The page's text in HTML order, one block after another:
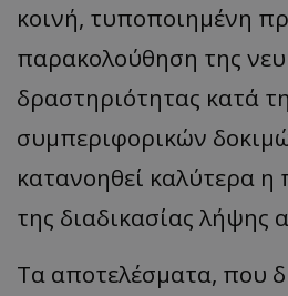
κοινή, τυποποιημένη
παρακολούθηση της
δραστηριότητας κατά
συμπεριφορικών
κατανοηθεί καλύτερα
της διαδικασίας
Τα αποτελέσματα, που